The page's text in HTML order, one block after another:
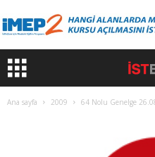
Ana sayfa 2009 64 Nolu Genelge